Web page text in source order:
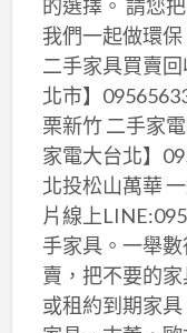
的選擇。 請您
我們一起做環保
二手家具買賣
北市】
栗新竹 二手家
家電大台北】
北投松山萬華
片線上
手家具。一舉
賣，把不要的
或租約到期家